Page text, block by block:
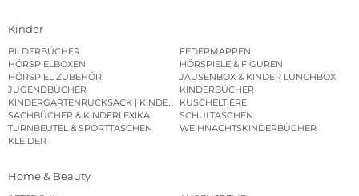
Kinder
BILDERBÜCHER
FEDERMAPPEN
HÖRSPIELBOXEN
HÖRSPIELE & FIGUREN
HÖRSPIEL ZUBEHÖR
JAUSENBOX & KINDER LUNCHBOX
JUGENDBÜCHER
KINDERBÜCHER
KINDERGARTENRUCKSACK | KINDERGARTENBEUTEL
KUSCHELTIERE
SACHBÜCHER & KINDERLEXIKA
SCHULTASCHEN
TURNBEUTEL & SPORTTASCHEN
WEIHNACHTSKINDERBÜCHER
KLEIDER
Home & Beauty